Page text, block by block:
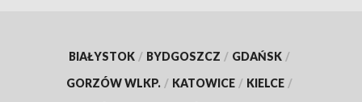
BIAŁYSTOK / BYDGOSZCZ / GDAŃSK /
GORZÓW WLKP. / KATOWICE / KIELCE /